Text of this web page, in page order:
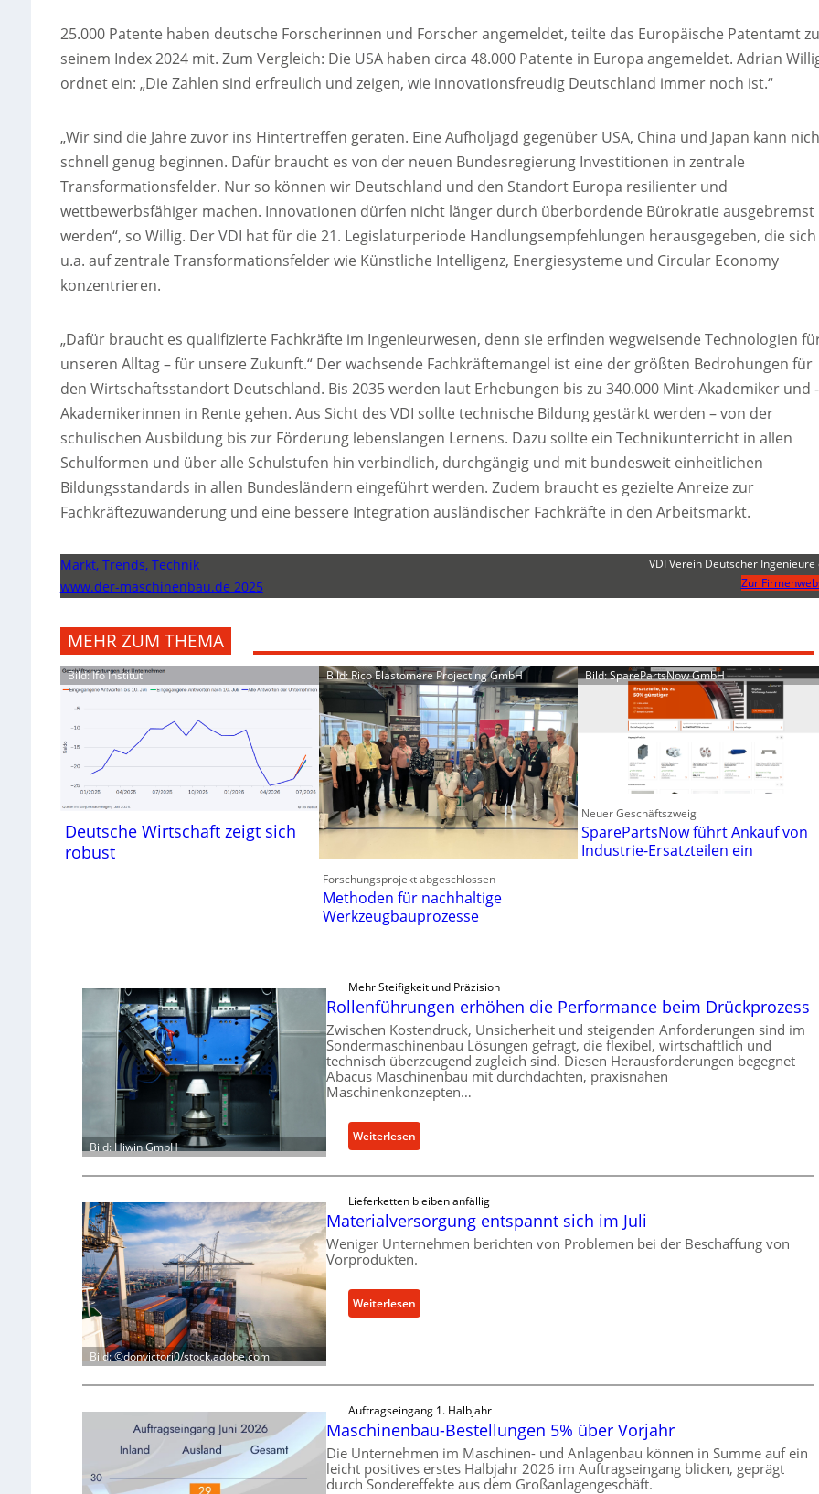
25.000 Patente haben deutsche Forscherinnen und Forscher angemeldet, teilte das Europäische Patentamt zu
seinem Index 2024 mit. Zum Vergleich: Die USA haben circa 48.000 Patente in Europa angemeldet. Adrian
ordnet ein: „Die Zahlen sind erfreulich und zeigen, wie innovationsfreudig Deutschland immer noch ist.“
„Wir sind die Jahre zuvor ins Hintertreffen geraten. Eine Aufholjagd gegenüber USA, China und Japan kann
schnell genug beginnen. Dafür braucht es von der neuen Bundesregierung Investitionen in zentrale
Transformationsfelder. Nur so können wir Deutschland und den Standort Europa resilienter und
wettbewerbsfähiger machen. Innovationen dürfen nicht länger durch überbordende Bürokratie ausgebremst
werden“, so Willig. Der VDI hat für die 21. Legislaturperiode Handlungsempfehlungen herausgegeben, die sich
u.a. auf zentrale Transformationsfelder wie Künstliche Intelligenz, Energiesysteme und Circular Economy
konzentrieren.
„Dafür braucht es qualifizierte Fachkräfte im Ingenieurwesen, denn sie erfinden wegweisende Technologien
unseren Alltag – für unsere Zukunft.“ Der wachsende Fachkräftemangel ist eine der größten Bedrohungen für
den Wirtschaftsstandort Deutschland. Bis 2035 werden laut Erhebungen bis zu 340.000 Mint-Akademiker und -
Akademikerinnen in Rente gehen. Aus Sicht des VDI sollte technische Bildung gestärkt werden – von der
schulischen Ausbildung bis zur Förderung lebenslangen Lernens. Dazu sollte ein Technikunterricht in allen
Schulformen und über alle Schulstufen hin verbindlich, durchgängig und mit bundesweit einheitlichen
Bildungsstandards in allen Bundesländern eingeführt werden. Zudem braucht es gezielte Anreize zur
Fachkräftezuwanderung und eine bessere Integration ausländischer Fachkräfte in den Arbeitsmarkt.
Markt, Trends, Technik
www.der-maschinenbau.de 2025
VDI Verein Deutscher Ingenieure
Zur
MEHR ZUM THEMA
Bild: Ifo Institut
Deutsche Wirtschaft zeigt sich
robust
Bild: Rico Elastomere Projecting GmbH
Forschungsprojekt abgeschlossen
Methoden für nachhaltige
Werkzeugbauprozesse
Bild: SparePartsNow GmbH
Neuer Geschäftszweig
SparePartsNow führt Ankauf von
Industrie-Ersatzteilen ein
Bild: Hiwin GmbH
Mehr Steifigkeit und Präzision
Rollenführungen erhöhen die Performance beim Drückprozess
Zwischen Kostendruck, Unsicherheit und steigenden Anforderungen sind im
Sondermaschinenbau Lösungen gefragt, die flexibel, wirtschaftlich und
technisch überzeugend zugleich sind. Diesen Herausforderungen begegnet
Abacus Maschinenbau mit durchdachten, praxisnahen
Maschinenkonzepten…
Weiterlesen:
R
o
e
n
f
ü
h
g
r
h
Bild: ©donvictori0/stock.adobe.com
Lieferketten bleiben anfällig
Materialversorgung entspannt sich im Juli
Weniger Unternehmen berichten von Problemen bei der Beschaffung von
Vorprodukten.
Weiterlesen:
M
i
a
l
v
Auftragseingang 1. Halbjahr
Maschinenbau-Bestellungen 5% über Vorjahr
Die Unternehmen im Maschinen- und Anlagenbau können in Summe auf ein
leicht positives erstes Halbjahr 2026 im Auftragseingang blicken, geprägt
durch Sondereffekte aus dem Großanlagengeschäft.